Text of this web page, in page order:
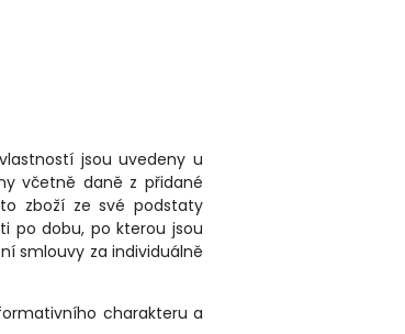
jsou uvedeny u
včetně daně z přidané
zboží ze své podstaty
po dobu, po kterou jsou
smlouvy za individuálně
charakteru a